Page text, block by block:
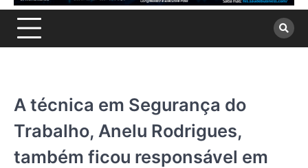
A técnica em Segurança do
Trabalho, Anelu Rodrigues,
também ficou responsável em